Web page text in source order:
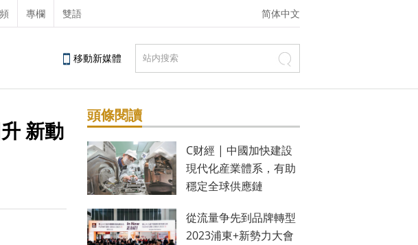
專欄 雙語 简体中文
移動新媒體
新動
頭條閱讀
C财經 | 中國加快建設
現代化産業體系，有助
穩定全球供應鏈
從流量争先到品牌轉型
2023浦東+新勢力大會